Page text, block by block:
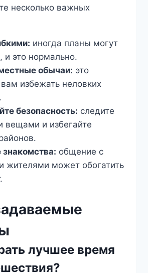
несколько важных
иногда планы могут
и это нормально.
обычаи: это
избежать неловких
безопасность: следите
вещами и избегайте
знакомства: общение с
жителями может обогатить
лучшее время